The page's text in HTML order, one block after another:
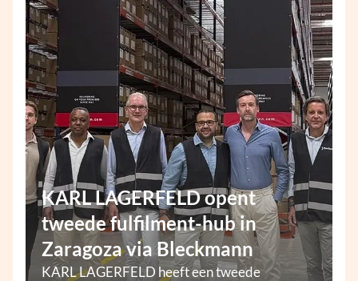
KARL LAGERFELD opent
tweede fulfilment-hub in
Zaragoza via Bleckmann
KARL LAGERFELD heeft een tweede